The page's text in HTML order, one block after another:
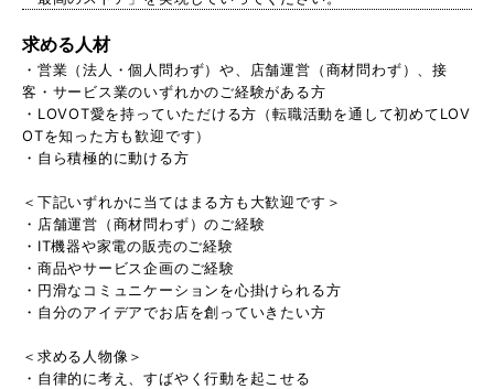
求める人材
・営業（法人・個人問わず）や、店舗運営（商材問わず）、接
客・サービス業のいずれかのご経験がある方
・LOVOT愛を持っていただける方（転職活動を通して初めてLOV
OTを知った方も歓迎です）
・自ら積極的に動ける方
＜下記いずれかに当てはまる方も大歓迎です＞
・店舗運営（商材問わず）のご経験
・IT機器や家電の販売のご経験
・商品やサービス企画のご経験
・円滑なコミュニケーションを心掛けられる方
・自分のアイデアでお店を創っていきたい方
＜求める人物像＞
・自律的に考え、すばやく行動を起こせる